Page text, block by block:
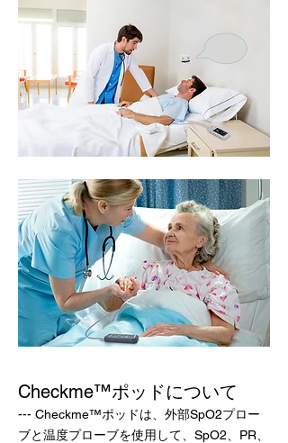
Checkme™ポッドについて
--- Checkme™ポッドは、外部SpO2プロー
ブと温度プローブを使用して、SpO2、PR、